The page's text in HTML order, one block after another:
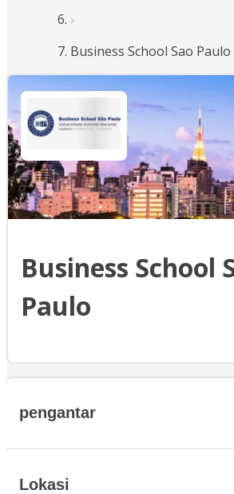
Business School Sao Paulo
Business School
Paulo
pengantar
Lokasi